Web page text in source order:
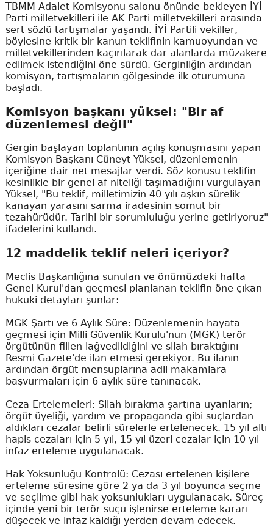
TBMM Adalet Komisyonu salonu önünde bekleyen İYİ
Parti milletvekilleri ile AK Parti milletvekilleri arasında
sert sözlü tartışmalar yaşandı. İYİ Partili vekiller,
böylesine kritik bir kanun teklifinin kamuoyundan ve
milletvekillerinden kaçırılarak dar alanlarda müzakere
edilmek istendiğini öne sürdü. Gerginliğin ardından
komisyon, tartışmaların gölgesinde ilk oturumuna
başladı.
Komisyon başkanı yüksel: "Bir af
düzenlemesi değil"
Gergin başlayan toplantının açılış konuşmasını yapan
Komisyon Başkanı Cüneyt Yüksel, düzenlemenin
içeriğine dair net mesajlar verdi. Söz konusu teklifin
kesinlikle bir genel af niteliği taşımadığını vurgulayan
Yüksel, "Bu teklif, milletimizin 40 yılı aşkın sürelik
kanayan yarasını sarma iradesinin somut bir
tezahürüdür. Tarihi bir sorumluluğu yerine getiriyoruz"
ifadelerini kullandı.
12 maddelik teklif neleri içeriyor?
Meclis Başkanlığına sunulan ve önümüzdeki hafta
Genel Kurul'dan geçmesi planlanan teklifin öne çıkan
hukuki detayları şunlar:
MGK Şartı ve 6 Aylık Süre: Düzenlemenin hayata
geçmesi için Milli Güvenlik Kurulu'nun (MGK) terör
örgütünün fiilen lağvedildiğini ve silah bıraktığını
Resmi Gazete'de ilan etmesi gerekiyor. Bu ilanın
ardından örgüt mensuplarına adli makamlara
başvurmaları için 6 aylık süre tanınacak.
Ceza Ertelemeleri: Silah bırakma şartına uyanların;
örgüt üyeliği, yardım ve propaganda gibi suçlardan
aldıkları cezalar belirli sürelerle ertelenecek. 15 yıl altı
hapis cezaları için 5 yıl, 15 yıl üzeri cezalar için 10 yıl
infaz erteleme uygulanacak.
Hak Yoksunluğu Kontrolü: Cezası ertelenen kişilere
erteleme süresine göre 2 ya da 3 yıl boyunca seçme
ve seçilme gibi hak yoksunlukları uygulanacak. Süreç
içinde yeni bir terör suçu işlenirse erteleme kararı
düşecek ve infaz kaldığı yerden devam edecek.